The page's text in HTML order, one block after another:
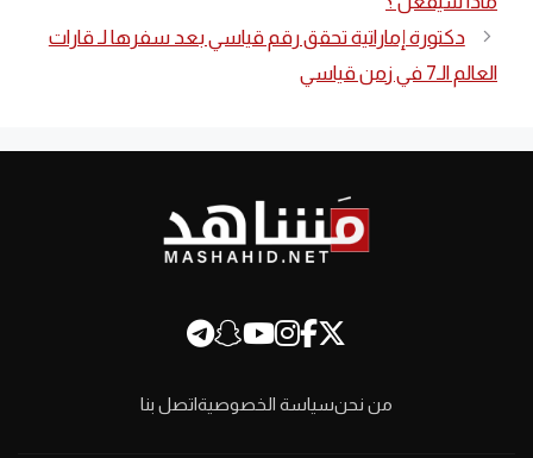
دكتورة إماراتية تحقق رقم قياسي بعد سفرها لـ قارات
العالم الـ7 في زمن قياسي
من نحنسياسة الخصوصيةاتصل بنا